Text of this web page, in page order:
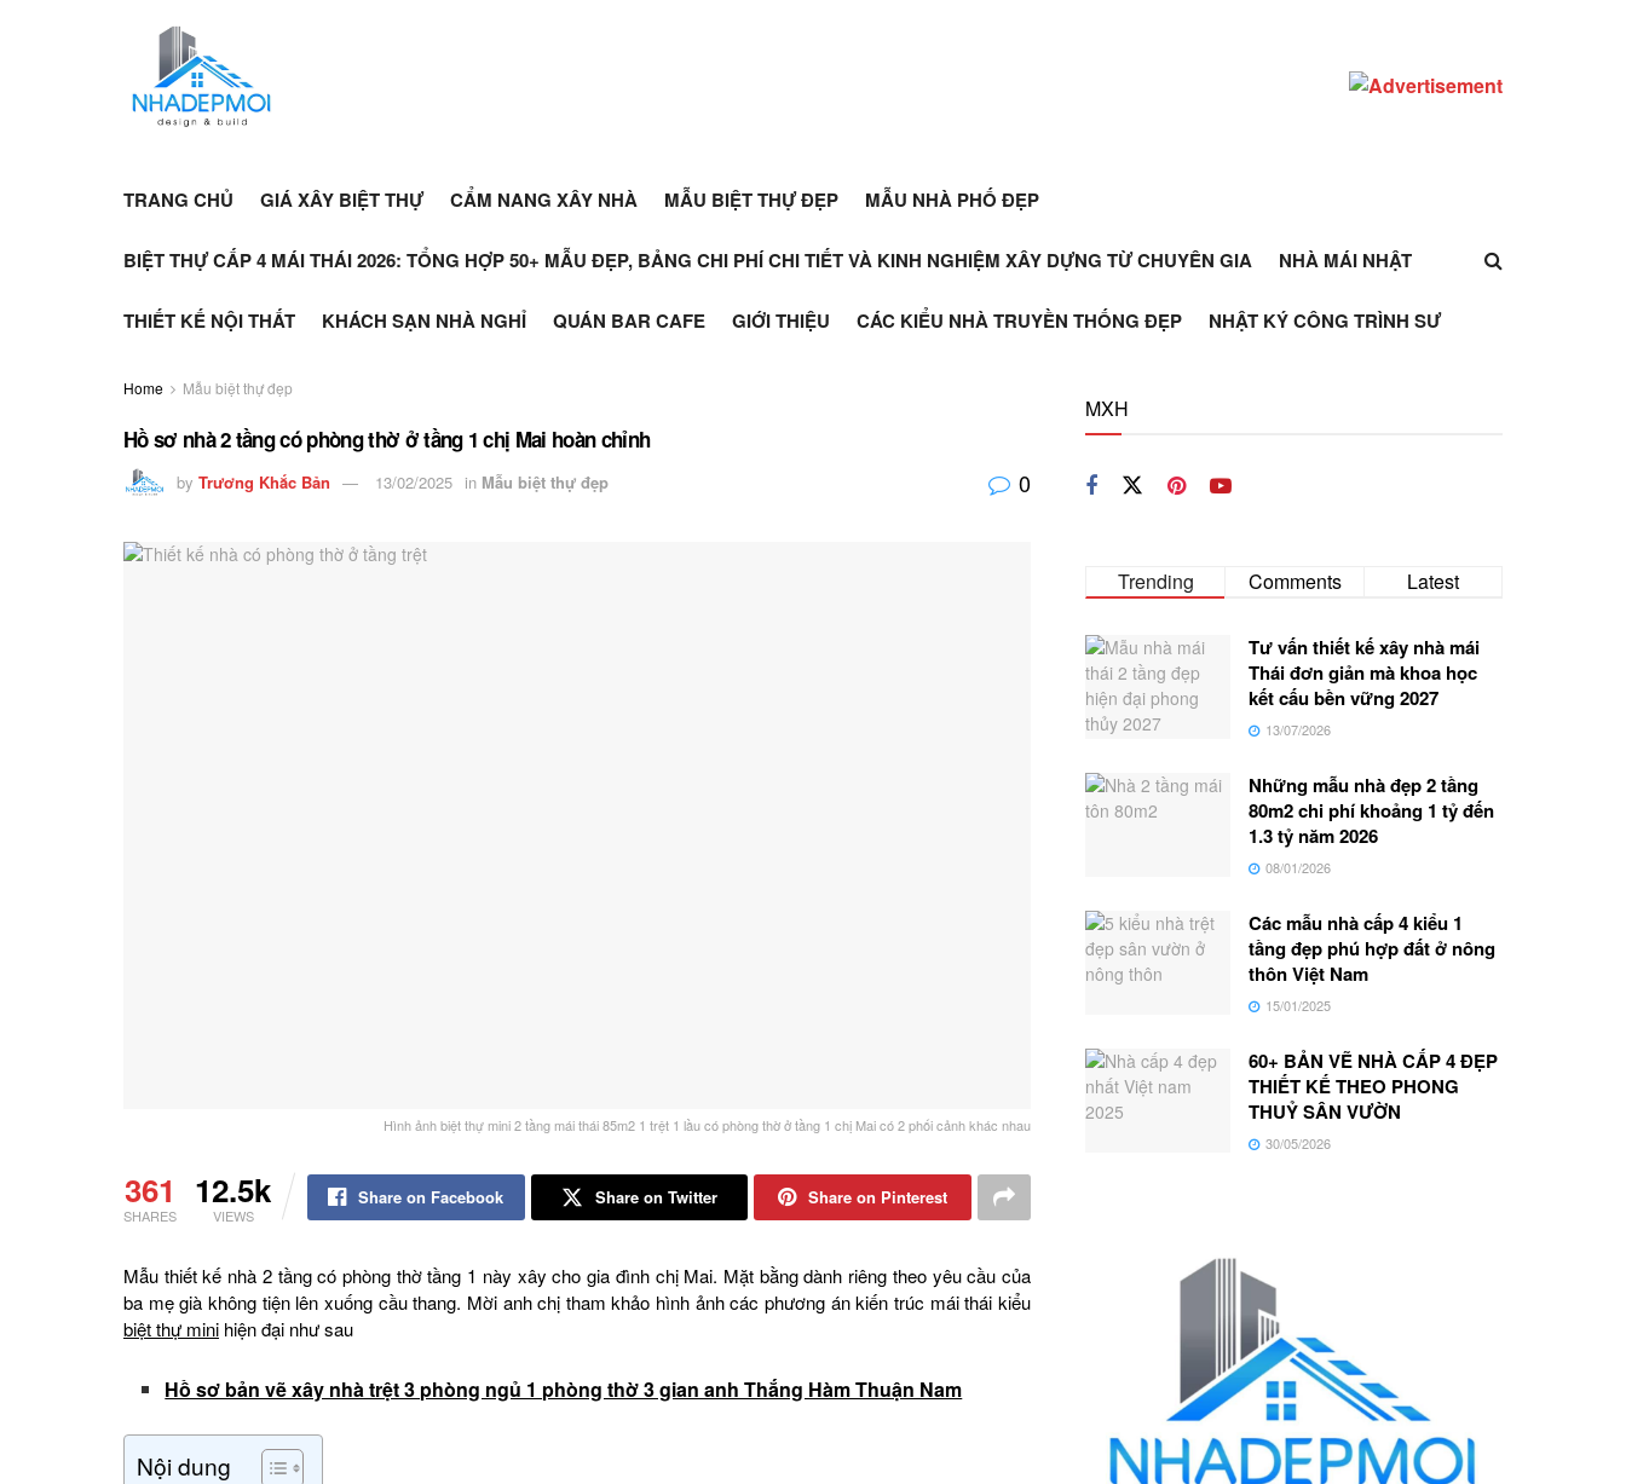
TRANG CHỦ GIÁ XÂY BIỆT THỰ CẨM NANG XÂY NHÀ MẪU BIỆT THỰ ĐẸP MẪU NHÀ PHỐ ĐẸP
BIỆT THỰ CẤP 4 MÁI THÁI 2026: TỔNG HỢP 50+ MẪU ĐẸP, BẢNG CHI PHÍ CHI TIẾT VÀ KINH NGHIỆM XÂY DỰNG TỪ CHUYÊN GIA NHÀ MÁI NHẬT
THIẾT KẾ NỘI THẤT KHÁCH SẠN NHÀ NGHỈ QUÁN BAR CAFE GIỚI THIỆU CÁC KIỂU NHÀ TRUYỀN THỐNG ĐẸP NHẬT KÝ CÔNG TRÌNH SƯ
Home Mẫu biệt thự đẹp
Hồ sơ nhà 2 tầng có phòng thờ ở tầng 1 chị Mai hoàn chỉnh
by Trương Khắc Bản 13/02/2025 in Mẫu biệt thự đẹp 0
Hình ảnh biệt thự mini 2 tầng mái thái 85m2 1 trệt 1 lầu có phòng thờ ở tầng 1 chị Mai có 2 phối cảnh khác nhau
361
SHARES
12.5k
VIEWS
Share on Facebook Share on Twitter Share on Pinterest
Mẫu thiết kế nhà 2 tầng có phòng thờ tầng 1 này xây cho gia đình chị Mai. Mặt bằng dành riêng theo yêu cầu của
ba mẹ già không tiện lên xuống cầu thang. Mời anh chị tham khảo hình ảnh các phương án kiến trúc mái thái kiểu
biệt thự mini hiện đại như sau
Hồ sơ bản vẽ xây nhà trệt 3 phòng ngủ 1 phòng thờ 3 gian anh Thắng Hàm Thuận Nam
Nội dung
MXH
Trending Comments Latest
Tư vấn thiết kế xây nhà mái
Thái đơn giản mà khoa học
kết cấu bền vững 2027
13/07/2026
Những mẫu nhà đẹp 2 tầng
80m2 chi phí khoảng 1 tỷ đến
1.3 tỷ năm 2026
08/01/2026
Các mẫu nhà cấp 4 kiểu 1
tầng đẹp phú hợp đất ở nông
thôn Việt Nam
15/01/2025
60+ BẢN VẼ NHÀ CẤP 4 ĐẸP
THIẾT KẾ THEO PHONG
THUỶ SÂN VƯỜN
30/05/2026